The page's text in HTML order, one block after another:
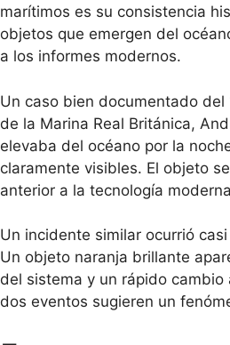
marítimos es su consistencia
objetos que emergen del
a los informes modernos.
Un caso bien documentado
de la Marina Real Británica,
elevaba del océano por la
claramente visibles. El objeto
anterior a la tecnología
Un incidente similar ocurrió
Un objeto naranja brillante
del sistema y un rápido
dos eventos sugieren un